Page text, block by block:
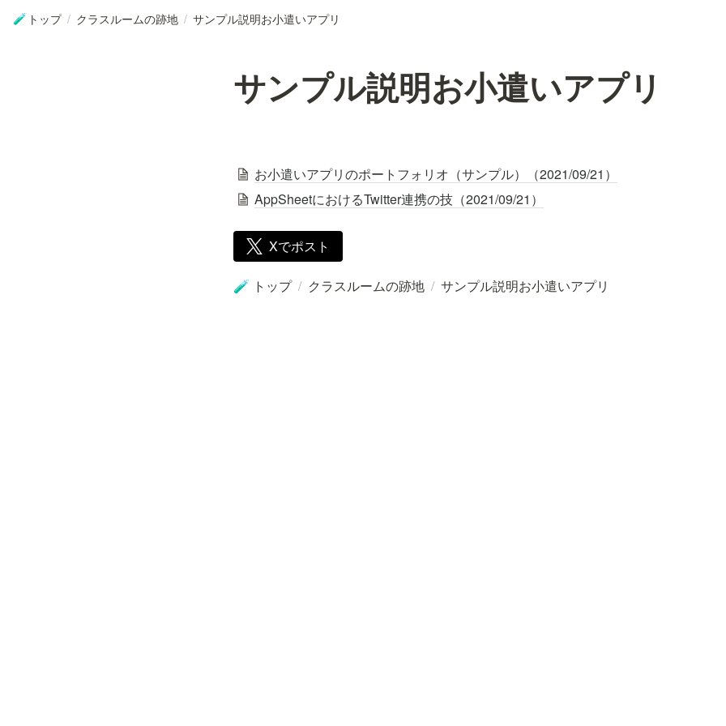
🧪 トップ / クラスルームの跡地 / サンプル説明お小遣いアプリ
サンプル説明お小遣いアプリ
お小遣いアプリのポートフォリオ（サンプル）（2021/09/21）
AppSheetにおけるTwitter連携の技（2021/09/21）
Xでポスト
🧪 トップ / クラスルームの跡地 / サンプル説明お小遣いアプリ